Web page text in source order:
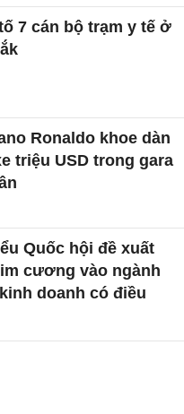
7 cán bộ trạm y tế ở
Ronaldo khoe dàn
triệu USD trong gara
Quốc hội đề xuất
cương vào ngành
doanh có điều